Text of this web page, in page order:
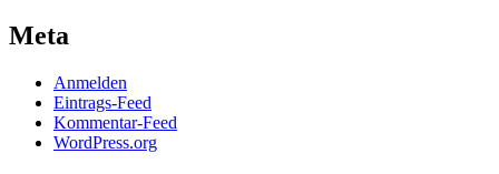
Meta
Anmelden
Eintrags-Feed
Kommentar-Feed
WordPress.org